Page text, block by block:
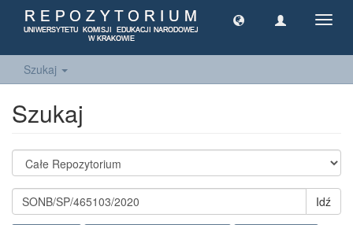
Szukaj
Szukaj
Idź